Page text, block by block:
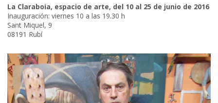
La Claraboia, espacio de arte, del 10 al 25 de junio de 2016
Inauguración: viernes 10 a las 19.30 h
Sant Miquel, 9
08191 Rubí